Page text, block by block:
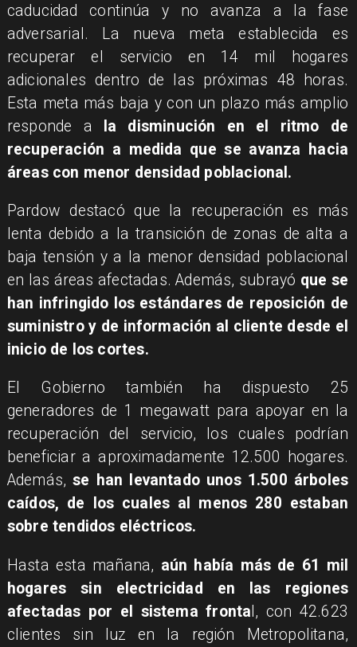
caducidad continúa y no avanza a la fase
adversarial. La nueva meta establecida es
recuperar el servicio en 14 mil hogares
adicionales dentro de las próximas 48 horas.
Esta meta más baja y con un plazo más amplio
responde a la disminución en el ritmo de
recuperación a medida que se avanza hacia
áreas con menor densidad poblacional.
Pardow destacó que la recuperación es más
lenta debido a la transición de zonas de alta a
baja tensión y a la menor densidad poblacional
en las áreas afectadas. Además, subrayó que se
han infringido los estándares de reposición de
suministro y de información al cliente desde el
inicio de los cortes.
El Gobierno también ha dispuesto 25
generadores de 1 megawatt para apoyar en la
recuperación del servicio, los cuales podrían
beneficiar a aproximadamente 12.500 hogares.
Además,se han levantado unos 1.500 árboles
caídos, de los cuales al menos 280 estaban
sobre tendidos eléctricos.
Hasta esta mañana, aún había más de 61 mil
hogares sin electricidad en las regiones
afectadas por el sistema fronta l, con 42.623
clientes sin luz en la región Metropolitana,